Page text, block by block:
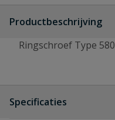
Productbeschrijving
Ringschroef Type
Specificaties